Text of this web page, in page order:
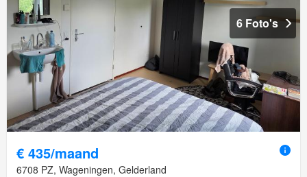
6 Foto's
€ 435/maand
6708 PZ, Wageningen, Gelderland